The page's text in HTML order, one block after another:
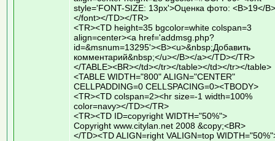
style='FONT-SIZE: 13px'>Оценка фото: <B>19</B>
</font></TD></TR>
<TR><TD height=35 bgcolor=white colspan=3
align=center><a href='addmsg.php?
id=&msnum=13295'><B><u>&nbsp;Добавить
комментарий&nbsp;</u></B></a></TD></TR>
</TABLE><BR></td></tr></table></td></tr></table>
<TABLE WIDTH="800" ALIGN="CENTER"
CELLPADDING=0 CELLSPACING=0><TBODY>
<TR><TD colspan=2><hr size=-1 width=100%
color=navy></TD></TR>
<TR><TD ID=copyright WIDTH="50%">
Copyright www.citylan.net 2008 &copy;<BR>
</TD><TD ALIGN=right VALIGN=top